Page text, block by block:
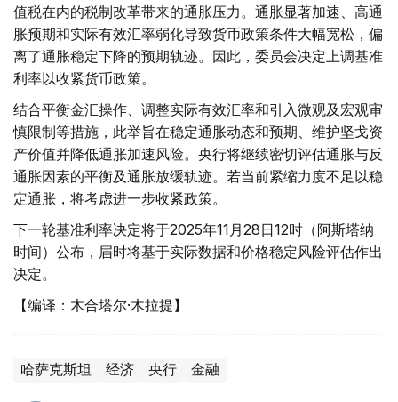
值税在内的税制改革带来的通胀压力。通胀显著加速、高通
胀预期和实际有效汇率弱化导致货币政策条件大幅宽松，偏
离了通胀稳定下降的预期轨迹。因此，委员会决定上调基准
利率以收紧货币政策。
结合平衡金汇操作、调整实际有效汇率和引入微观及宏观审
慎限制等措施，此举旨在稳定通胀动态和预期、维护坚戈资
产价值并降低通胀加速风险。央行将继续密切评估通胀与反
通胀因素的平衡及通胀放缓轨迹。若当前紧缩力度不足以稳
定通胀，将考虑进一步收紧政策。
下一轮基准利率决定将于2025年11月28日12时（阿斯塔纳
时间）公布，届时将基于实际数据和价格稳定风险评估作出
决定。
【编译：木合塔尔·木拉提】
哈萨克斯坦 经济 央行 金融